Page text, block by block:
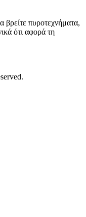
πυροτεχνήματα,
ότι αφορά τη